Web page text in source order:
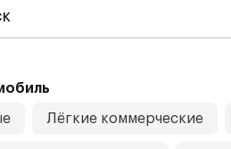
Лёгкие коммерческие